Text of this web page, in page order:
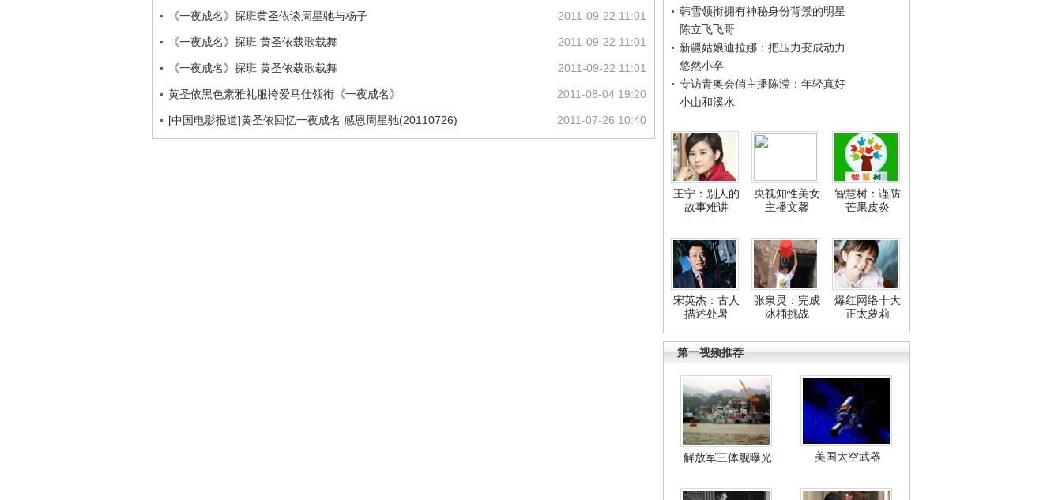
韩雪领衔拥有神秘身份背景的明星
陈立飞飞哥
新疆姑娘迪拉娜：把压力变成动力
悠然小卒
专访青奥会俏主播陈滢：年轻真好
小山和溪水
王宁：别人的
故事难讲
央视知性美女
主播文馨
智慧树：谨防
芒果皮炎
宋英杰：古人
描述处暑
张泉灵：完成
冰桶挑战
爆红网络十大
正太萝莉
第一视频推荐
解放军三体舰曝光 美国太空武器
2011-09-22 11:01
《一夜成名》探班黄圣依谈周星驰与杨子
2011-09-22 11:01
《一夜成名》探班 黄圣依载歌载舞
2011-09-22 11:01
《一夜成名》探班 黄圣依载歌载舞
2011-08-04 19:20
黄圣依黑色素雅礼服挎爱马仕领衔《一夜成名》
2011-07-26 10:40
[中国电影报道]黄圣依回忆一夜成名 感恩周星驰(20110726)